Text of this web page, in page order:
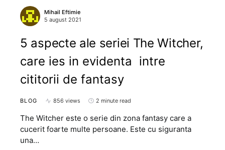
Mihail Eftimie
5 august 2021
5 aspecte ale seriei The Witcher,
care ies in evidenta intre
cititorii de fantasy
BLOG 856 views 2 minute read
The Witcher este o serie din zona fantasy care a
cucerit foarte multe persoane. Este cu siguranta
una…